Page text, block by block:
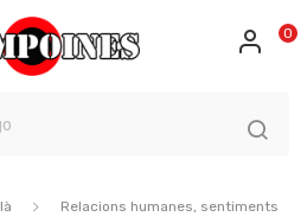
0
Relacions humanes, sentiments